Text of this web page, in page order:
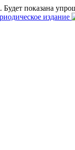
показана